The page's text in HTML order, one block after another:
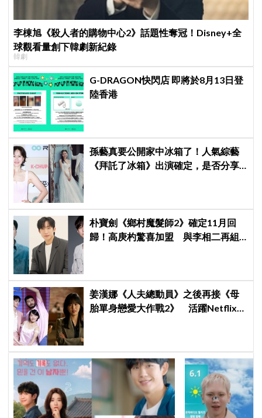
李棟旭《殺人者的購物中心2》話題性奪冠！Disney+全
球觀看量創下韓劇新紀錄
韓劇
G-DRAGON快閃店 即將於8月13日登
陸香港
孫藝真要公開家中冰箱了！人氣綜藝
《拜託了冰箱》出演確定，是否分享
朴寶劍《鄉村魔髮師2》確定11月回
歸！高庚杓驚喜加盟 與李相二再組
姜漢娜《人夫總動員》之後再接《母
胎單身戀愛大作戰2》 活躍Netflix影